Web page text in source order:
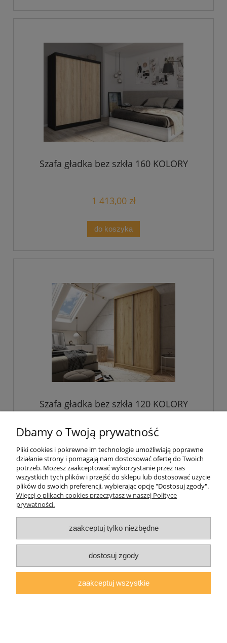
Szafa gładka bez szkła 160 KOLORY
1 413,00 zł
do koszyka
Szafa gładka bez szkła 120 KOLORY
1 181,00 zł
do koszyka
Dbamy o Twoją prywatność
Pliki cookies i pokrewne im technologie umożliwiają poprawne
działanie strony i pomagają nam dostosować ofertę do Twoich
potrzeb. Możesz zaakceptować wykorzystanie przez nas
wszystkich tych plików i przejść do sklepu lub dostosować użycie
plików do swoich preferencji, wybierając opcję "Dostosuj zgody".
Więcej o plikach cookies przeczytasz w naszej Polityce
prywatności.
zaakceptuj tylko niezbędne
dostosuj zgody
zaakceptuj wszystkie